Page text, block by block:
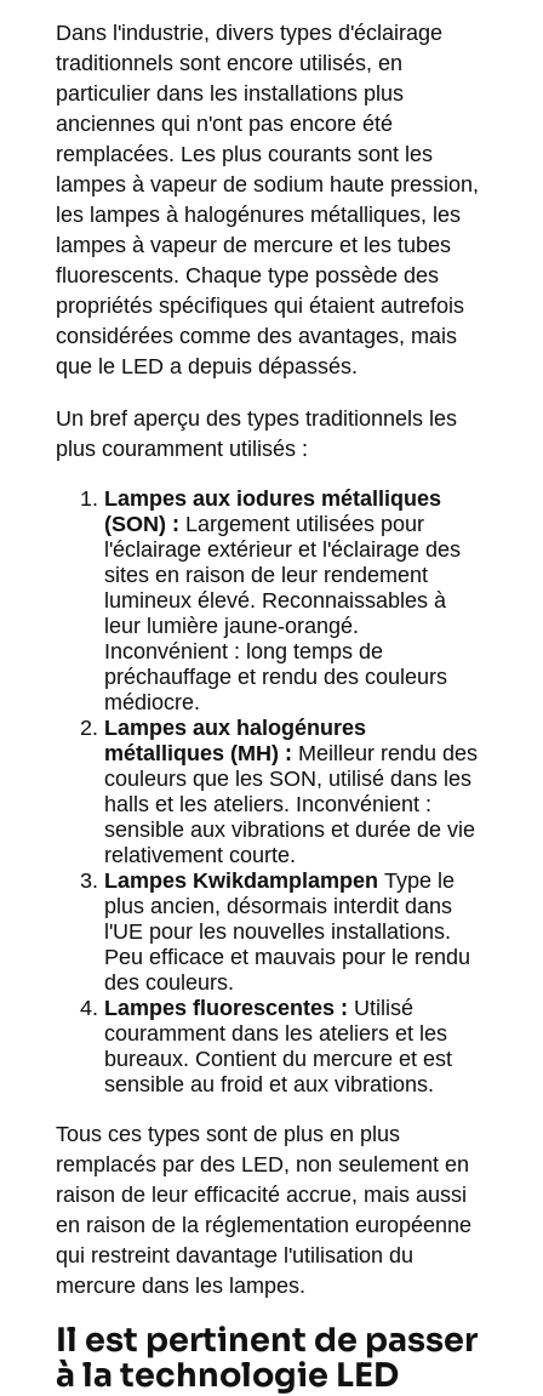
Dans l'industrie, divers types d'éclairage
traditionnels sont encore utilisés, en
particulier dans les installations plus
anciennes qui n'ont pas encore été
remplacées. Les plus courants sont les
lampes à vapeur de sodium haute pression,
les lampes à halogénures métalliques, les
lampes à vapeur de mercure et les tubes
fluorescents. Chaque type possède des
propriétés spécifiques qui étaient autrefois
considérées comme des avantages, mais
que le LED a depuis dépassés.
Un bref aperçu des types traditionnels les
plus couramment utilisés :
Lampes aux iodures métalliques
(SON) : Largement utilisées pour
l'éclairage extérieur et l'éclairage des
sites en raison de leur rendement
lumineux élevé. Reconnaissables à
leur lumière jaune-orangé.
Inconvénient : long temps de
préchauffage et rendu des couleurs
médiocre.
Lampes aux halogénures
métalliques (MH) : Meilleur rendu des
couleurs que les SON, utilisé dans les
halls et les ateliers. Inconvénient :
sensible aux vibrations et durée de vie
relativement courte.
Lampes Kwikdamplampen Type le
plus ancien, désormais interdit dans
l'UE pour les nouvelles installations.
Peu efficace et mauvais pour le rendu
des couleurs.
Lampes fluorescentes : Utilisé
couramment dans les ateliers et les
bureaux. Contient du mercure et est
sensible au froid et aux vibrations.
Tous ces types sont de plus en plus
remplacés par des LED, non seulement en
raison de leur efficacité accrue, mais aussi
en raison de la réglementation européenne
qui restreint davantage l'utilisation du
mercure dans les lampes.
Il est pertinent de passer
à la technologie LED